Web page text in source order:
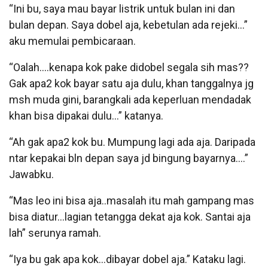
“Ini bu, saya mau bayar listrik untuk bulan ini dan
bulan depan. Saya dobel aja, kebetulan ada rejeki…”
aku memulai pembicaraan.
“Oalah….kenapa kok pake didobel segala sih mas??
Gak apa2 kok bayar satu aja dulu, khan tanggalnya jg
msh muda gini, barangkali ada keperluan mendadak
khan bisa dipakai dulu…” katanya.
“Ah gak apa2 kok bu. Mumpung lagi ada aja. Daripada
ntar kepakai bln depan saya jd bingung bayarnya….”
Jawabku.
“Mas leo ini bisa aja..masalah itu mah gampang mas
bisa diatur…lagian tetangga dekat aja kok. Santai aja
lah” serunya ramah.
“Iya bu gak apa kok…dibayar dobel aja.” Kataku lagi.